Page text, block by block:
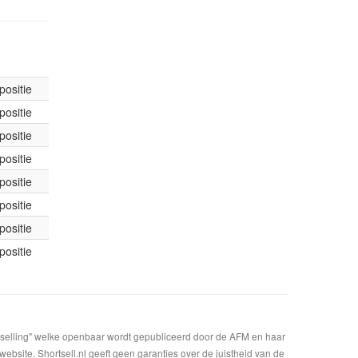
welke openbaar wordt gepubliceerd door de AFM en haar
Shortsell.nl geeft geen garanties over de juistheid van de